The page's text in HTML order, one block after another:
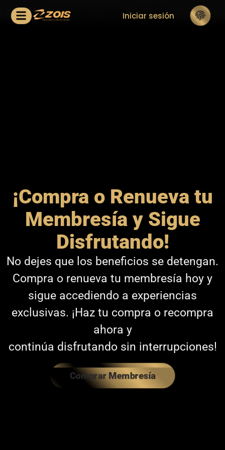
Iniciar sesión
Contenido oculto
¡Compra o Renueva tu
Membresía y Sigue
Disfrutando!
No dejes que los beneficios se detengan.
Compra o renueva tu membresía hoy y
sigue accediendo a experiencias
exclusivas. ¡Haz tu compra o recompra
ahora y
continúa disfrutando sin interrupciones!
Comprar Membresía